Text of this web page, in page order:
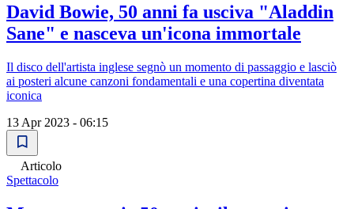
David Bowie, 50 anni fa usciva "Aladdin
Sane" e nasceva un'icona immortale
Il disco dell'artista inglese segnò un momento di passaggio e lasciò
ai posteri alcune canzoni fondamentali e una copertina diventata
iconica
13 Apr 2023 - 06:15
Articolo
Spettacolo